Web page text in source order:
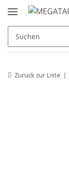
Zurück zur Liste